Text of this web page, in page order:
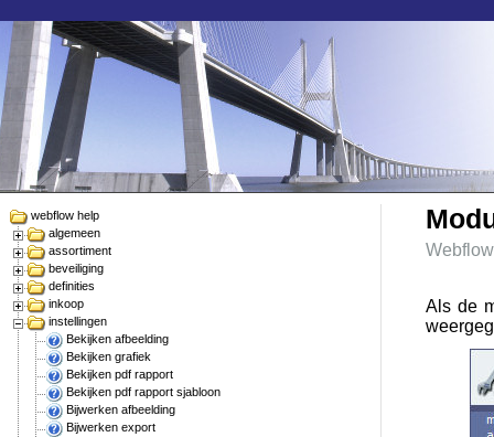
webflow help
algemeen
assortiment
beveiliging
definities
inkoop
instellingen
Bekijken afbeelding
Bekijken grafiek
Bekijken pdf rapport
Bekijken pdf rapport sjabloon
Bijwerken afbeelding
Bijwerken export
Webflow
Als de